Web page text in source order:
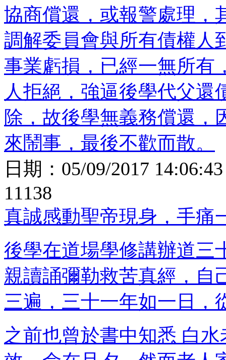
協商償還，或報警處理，
調解委員會與所有債權人
事業虧損，已經一無所有
人拒絕，強逼後學代父還
除，故後學無義務償還，
來鬧事，最後不歡而散。
日期： 05/09/2017 14:06:43
11138
真誠感動聖帝現身，手痛
後學在道場學修講辦道三
親讀誦彌勒救苦真經，自
三遍，三十一年如一日，
之前也曾於書中知悉 白